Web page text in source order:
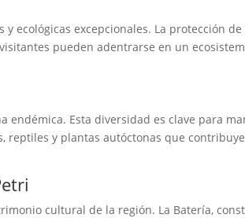
ecológicas excepcionales. La protección
pueden adentrarse en un
endémica. Esta diversidad es clave para
reptiles y plantas autóctonas que
cultural de la región. La Batería,